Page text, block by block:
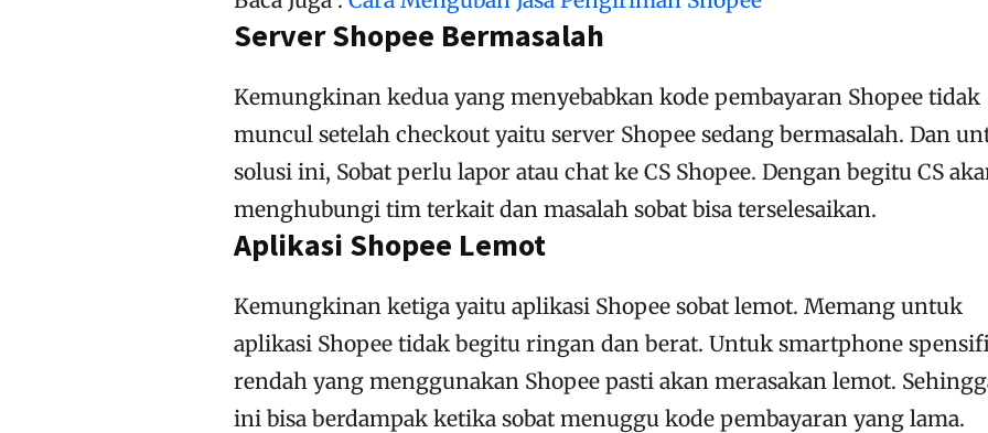
Server Shopee Bermasalah
Kemungkinan kedua yang menyebabkan kode pembayaran Shopee tidak
muncul setelah checkout yaitu server Shopee sedang bermasalah. Dan
solusi ini, Sobat perlu lapor atau chat ke CS Shopee. Dengan begitu CS
menghubungi tim terkait dan masalah sobat bisa terselesaikan.
Aplikasi Shopee Lemot
Kemungkinan ketiga yaitu aplikasi Shopee sobat lemot. Memang untuk
aplikasi Shopee tidak begitu ringan dan berat. Untuk smartphone
rendah yang menggunakan Shopee pasti akan merasakan lemot.
ini bisa berdampak ketika sobat menuggu kode pembayaran yang lama.